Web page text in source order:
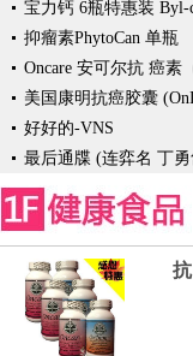
宝力钙 6瓶特惠装 Byl-
抑瘤素PhytoCan 单瓶
Oncare 安可尔抗 癌素
美国康明抗癌胶囊
好好的-VNS
最后通牒 (连弈名 丁